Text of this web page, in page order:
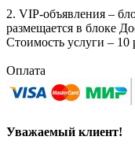
2. VIP-объявления –
размещается в блоке
Стоимость услуги – 10
Оплата
Уважаемый клиент!